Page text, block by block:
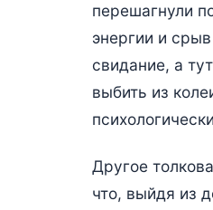
перешагнули
энергии и
свидание, а
выбить из
Другое
что, выйдя из